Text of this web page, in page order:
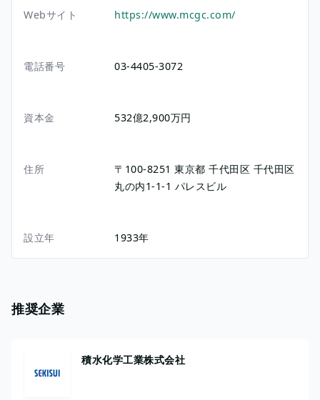
Webサイト https://www.mcgc.com/
電話番号 03-4405-3072
資本金 532億2,900万円
住所 〒100-8251東京都千代田区 千代田区
丸の内1-1-1 パレスビル
設立年 1933年
推奨企業
積水化学工業株式会社